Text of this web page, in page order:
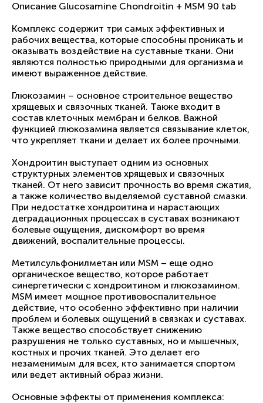
Описание Glucosamine Chondroitin + MSM 90 tab
Комплекс содержит три самых эффективных и
рабочих вещества, которые способны проникать и
оказывать воздействие на суставные ткани. Они
являются полностью природными для организма и
имеют выраженное действие.
Глюкозамин – основное строительное вещество
хрящевых и связочных тканей. Также входит в
состав клеточных мембран и белков. Важной
функцией глюкозамина является связывание клеток,
что укрепляет ткани и делает их более прочными.
Хондроитин выступает одним из основных
структурных элементов хрящевых и связочных
тканей. От него зависит прочность во время сжатия,
а также количество выделяемой суставной смазки.
При недостатке хондроитина и нарастающих
деградационных процессах в суставах возникают
болевые ощущения, дискомфорт во время
движений, воспалительные процессы.
Метилсульфонилметан или MSM – еще одно
органическое вещество, которое работает
синергетически с хондроитином и глюкозамином.
MSM имеет мощное противовоспалительное
действие, что особенно эффективно при наличии
проблем и болевых ощущений в связках и суставах.
Также вещество способствует снижению
разрушения не только суставных, но и мышечных,
костных и прочих тканей. Это делает его
незаменимым для всех, кто занимается спортом
или ведет активный образ жизни.
Основные эффекты от применения комплекса: